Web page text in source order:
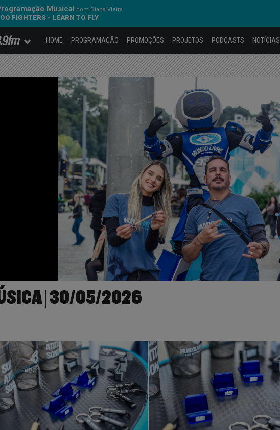
Musical com Diana Vieira
FIGHTERS - LEARN TO FLY
HOME PROGRAMAÇÃO PROMOÇÕES PROJETOS PODCASTS NOTÍCIAS
| 30/05/2026